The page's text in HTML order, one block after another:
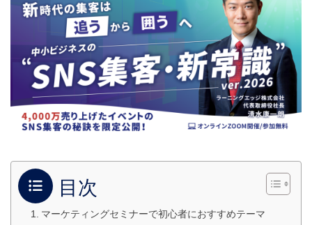
目次
マーケティングセミナーで初心者におすすめテーマ